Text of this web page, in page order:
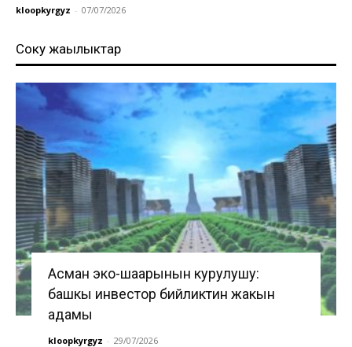
kloopkyrgyz - 07/07/2026
Соңку жаңылыктар
Асман эко-шаарынын курулушу:
башкы инвестор бийликтин жакын
адамы
kloopkyrgyz - 29/07/2026